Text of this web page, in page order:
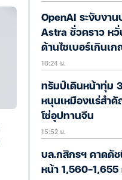
OpenAI ระงับงา
Astra ชั่วคราว หวั่
ด้านไซเบอร์เกินเ
ปลอดภัย
16:24 น.
ทรัมป์เดินหน้าทุ่ม
หนุนเหมืองแร่สำ
โซ่อุปทานจีน
15:52 น.
บล.กสิกรฯ คาดดั
หน้า 1,560-